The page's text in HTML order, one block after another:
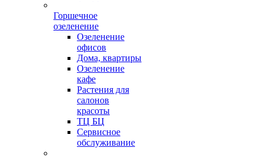
Горшечное
озеленение
Озеленение
офисов
Дома, квартиры
Озеленение
кафе
Растения для
салонов
красоты
ТЦ БЦ
Сервисное
обслуживание